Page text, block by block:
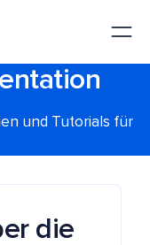
und Tutorials für
die